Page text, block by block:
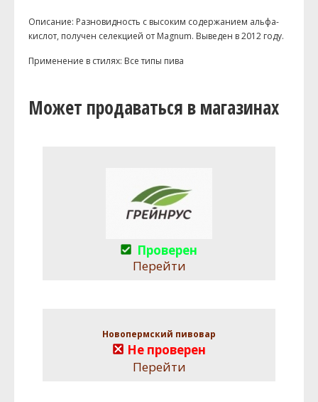
Описание: Разновидность с высоким содержанием альфа-
кислот, получен селекцией от Magnum. Выведен в 2012 году.
Применение в стилях: Все типы пива
Может продаваться в магазинах
Проверен
Перейти
Новопермский пивовар
Не проверен
Перейти